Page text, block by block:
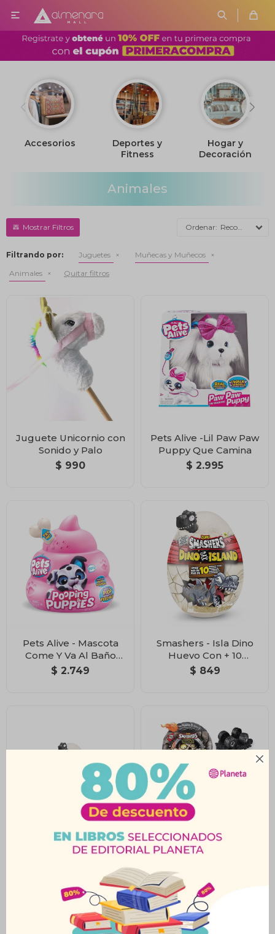


Accesorios
Deportes y
Fitness
Hogar y
Decoración
Animales
Recomendados
Filtrando por: Juguetes
Muñecas y Muñecos
Animales
Quitar filtros
Juguete Unicornio con
Sonido y Palo
$ 990
Pets Alive -Lil Paw Paw
Puppy Que Camina
$ 2.995
Pets Alive - Mascota
Come Y Va Al Baño
Interactiva
$ 2.749
Smashers - Isla Dino
Huevo Con + 10
Sorpresas
$ 849
Smashers - Isla Dino
Smashers - Monster